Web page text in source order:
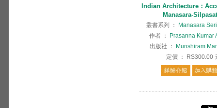
Indian Architecture：
Manasara-
叢書系列 ：
Manasara
作者 ：
Prasanna Kumar
出版社
：
Munshiram
定價 ： RS300.00